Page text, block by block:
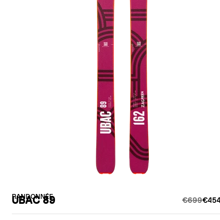
RANDONNÉE
UBAC 89 €699